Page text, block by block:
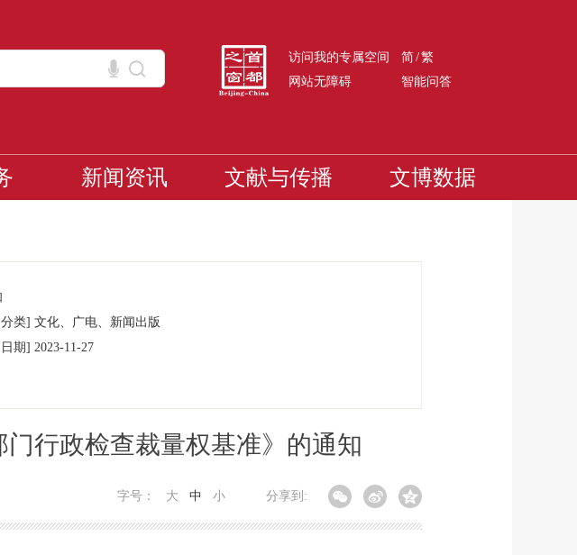
访问我的专属空间 简/繁
网站无障碍
智能问答
新闻资讯 文献与传播 文博数据
类] 文化、广电、新闻出版
期] 2023-11-27
行政检查裁量权基准》的通知
分享到:
字号： 大 中 小